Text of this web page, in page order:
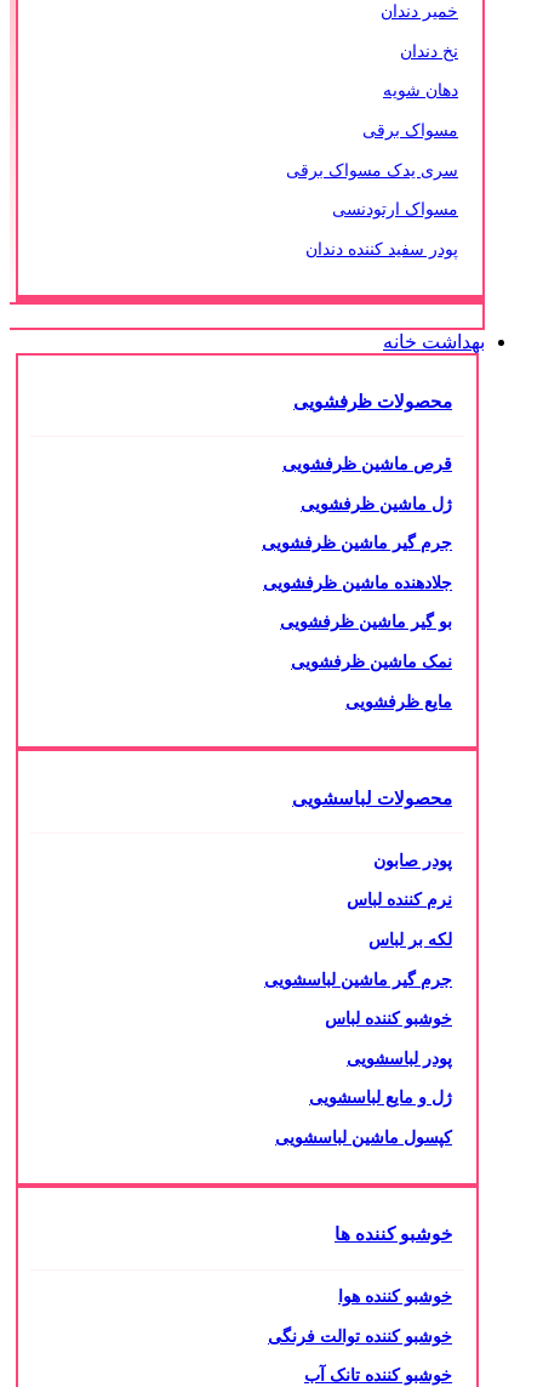
خمیر دندان
نخ دندان
دهان شویه
مسواک برقی
سری یدک مسواک برقی
مسواک ارتودنسی
پودر سفید کننده دندان
بهداشت خانه
محصولات ظرفشویی
قرص ماشین ظرفشویی
ژل ماشین ظرفشویی
جرم گیر ماشین ظرفشویی
جلادهنده ماشین ظرفشویی
بو گیر ماشین ظرفشویی
نمک ماشین ظرفشویی
مایع ظرفشویی
محصولات لباسشویی
پودر صابون
نرم کننده لباس
لکه بر لباس
جرم گیر ماشین لباسشویی
خوشبو کننده لباس
پودر لباسشویی
ژل و مایع لباسشویی
کپسول ماشین لباسشویی
خوشبو کننده ها
خوشبو کننده هوا
خوشبو کننده توالت فرنگی
خوشبو کننده تانک آب